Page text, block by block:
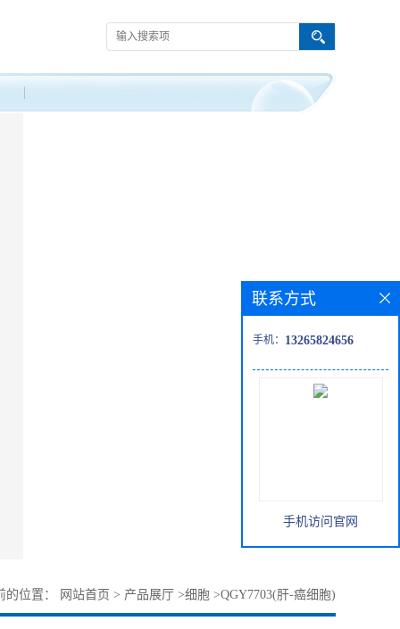
的位置： 网站首页 > 产品展厅 >细胞 >QGY7703(肝-癌细胞)
联系方式
手机： 13265824656
手机访问官网